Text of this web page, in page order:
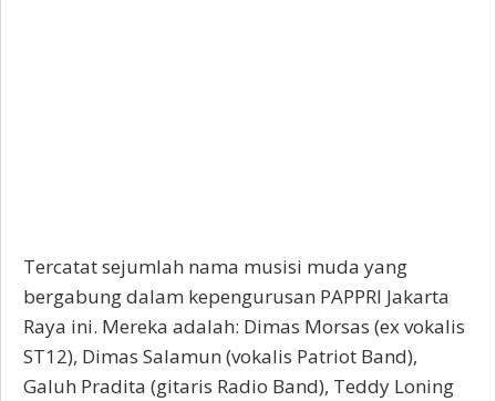
Tercatat sejumlah nama musisi muda yang
bergabung dalam kepengurusan PAPPRI Jakarta
Raya ini. Mereka adalah: Dimas Morsas (ex vokalis
ST12), Dimas Salamun (vokalis Patriot Band),
Galuh Pradita (gitaris Radio Band), Teddy Loning